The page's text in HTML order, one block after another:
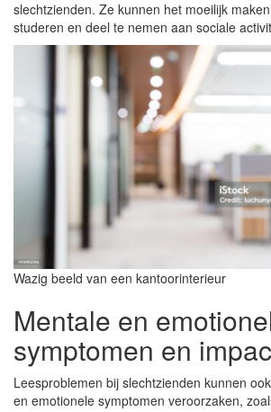
slechtzienden. Ze kunnen het moeilijk
studeren en deel te nemen aan sociale
Wazig beeld van een kantoorinterieur
Mentale en
symptomen en
Leesproblemen bij slechtzienden kunnen
en emotionele symptomen veroorzaken,